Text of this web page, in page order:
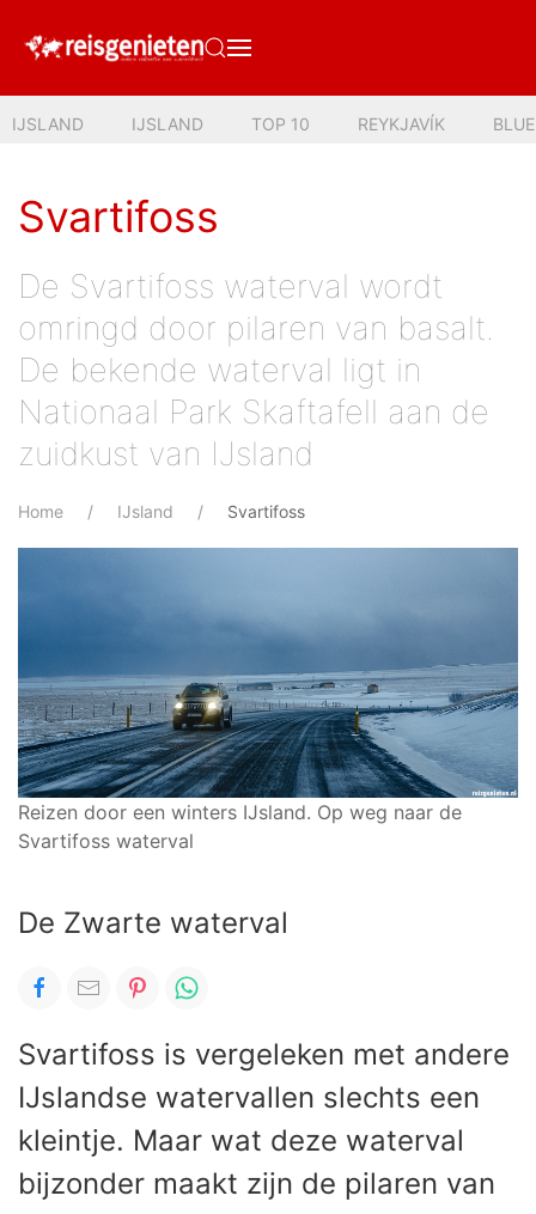
IJSLAND IJSLAND TOP 10 REYKJAVÍK
Svartifoss
De Svartifoss waterval wordt
omringd door pilaren van basalt.
De bekende waterval ligt in
Nationaal Park Skaftafell aan de
zuidkust van IJsland
Home IJsland Svartifoss
Reizen door een winters IJsland. Op weg naar de
Svartifoss waterval
De Zwarte waterval
Svartifoss is vergeleken met andere
IJslandse watervallen slechts een
kleintje. Maar wat deze waterval
bijzonder maakt zijn de pilaren van